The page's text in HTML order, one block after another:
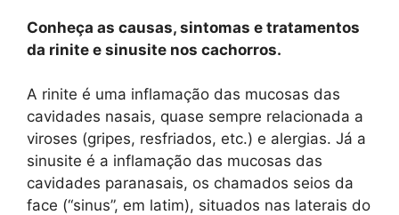
Conheça as causas, sintomas e tratamentos
da rinite e sinusite nos cachorros.
A rinite é uma inflamação das mucosas das
cavidades nasais, quase sempre relacionada a
viroses (gripes, resfriados, etc.) e alergias. Já a
sinusite é a inflamação das mucosas das
cavidades paranasais, os chamados seios da
face (“sinus”, em latim), situados nas laterais do